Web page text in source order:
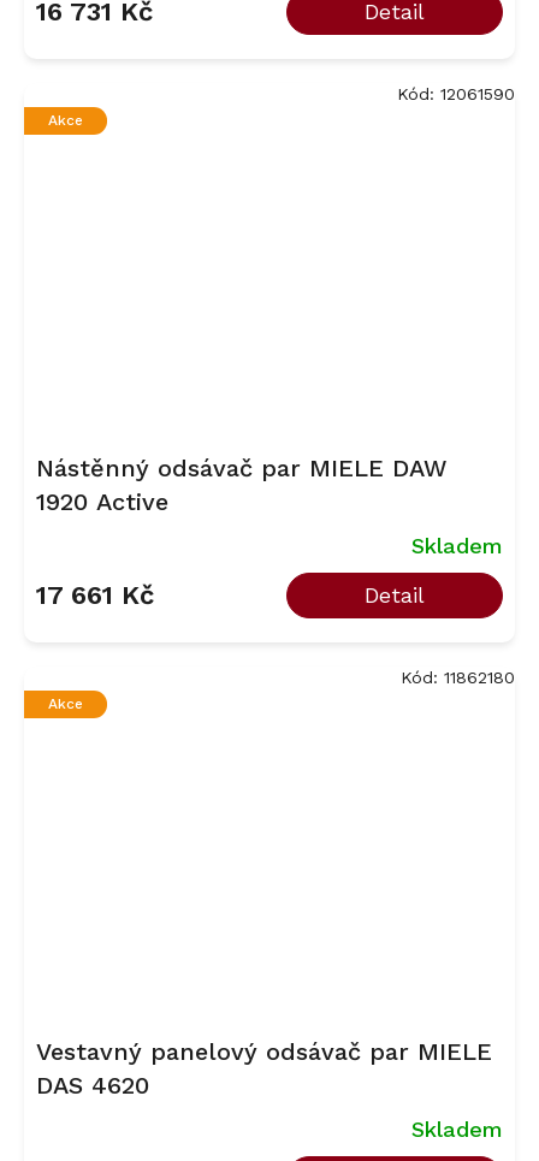
16 731 Kč Detail
Akce
Nástěnný odsávač par MIELE DAW
1920 Active
Skladem
17 661 Kč Detail
Kód: 12061590
Akce
Vestavný panelový odsávač par MIELE
DAS 4620
Skladem
Kód: 11862180